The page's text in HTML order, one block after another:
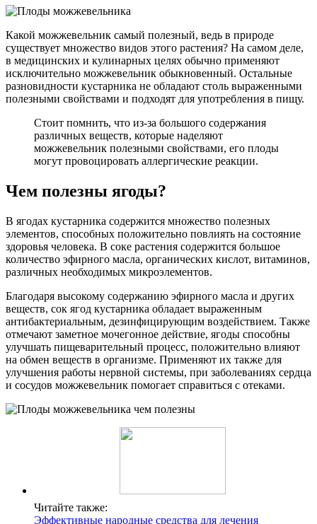
Какой можжевельник самый полезный, ведь в природе
существует множество видов этого растения? На самом деле,
в медицинских и кулинарных целях обычно применяют
исключительно можжевельник обыкновенный. Остальные
разновидности кустарника не обладают столь выраженными
полезными свойствами и подходят для употребления в пищу.
Стоит помнить, что из-за большого содержания
различных веществ, которые наделяют
можжевельник полезными свойствами, его плоды
могут провоцировать аллергические реакции.
Чем полезны ягоды?
В ягодах кустарника содержится множество полезных
элементов, способных положительно повлиять на состояние
здоровья человека. В соке растения содержится большое
количество эфирного масла, органических кислот, витаминов,
различных необходимых микроэлементов.
Благодаря высокому содержанию эфирного масла и других
веществ, сок ягод кустарника обладает выраженным
антибактериальным, дезинфицирующим воздействием. Также
отмечают заметное мочегонное действие, ягоды способны
улучшать пищеварительный процесс, положительно влияют
на обмен веществ в организме. Применяют их также для
улучшения работы нервной системы, при заболеваниях сердца
и сосудов можжевельник помогает справиться с отеками.
Читайте также:
Эффективные народные средства для лечения